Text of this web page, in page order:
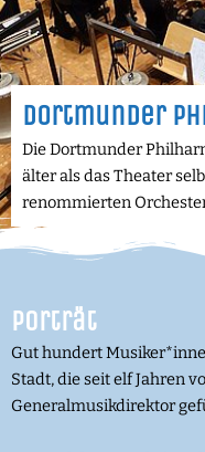
Dortmunder
Die Dortmunder
älter als das Theater
renommierten
Porträt
Gut hundert
Stadt, die seit elf Jahren
Generalmusikdirektor